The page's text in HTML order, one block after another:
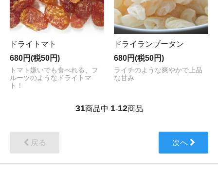
ドライトマト
680円(税50円)
トマト嫌いでも食べれる、フ
ルーツのようなドライトマ
ト！
ドライランブータン
680円(税50円)
ライチのような爽やかで上品
な甘み
31商品中 1-12商品
戻る 次へ